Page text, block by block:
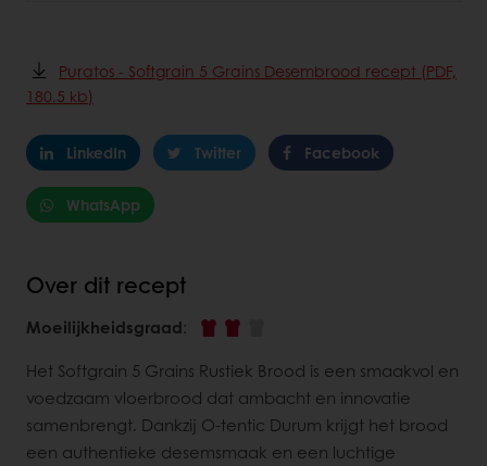
Puratos - Softgrain 5 Grains Desembrood recept (PDF,
180.5 kb)
LinkedIn Twitter Facebook
WhatsApp
Over dit recept
Moeilijkheidsgraad:
Het Softgrain 5 Grains Rustiek Brood is een smaakvol en
voedzaam vloerbrood dat ambacht en innovatie
samenbrengt. Dankzij O-tentic Durum krijgt het brood
een authentieke desemsmaak en een luchtige